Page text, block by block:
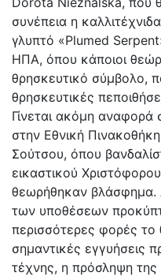
συνέπεια η
γλυπτό «Plumed
ΗΠΑ, όπου κάποιοι
θρησκευτικό σύμβολο,
θρησκευτικές
Γίνεται ακόμη αναφορά
στην Εθνική
Σούτσου, όπου
εικαστικού
θεωρήθηκαν βλάσφημα.
των υποθέσεων
περισσότερες φορές το
σημαντικές εγγυήσεις
τέχνης, η πρόσληψη της